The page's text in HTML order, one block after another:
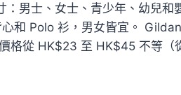
男士、女士、青少年、幼兒和
和 Polo 衫，男女皆宜。
價格從 HK$23 至 HK$45 不等（